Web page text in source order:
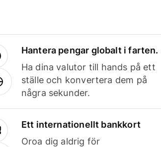
Hantera pengar globalt i farten.
Ha dina valutor till hands på ett
ställe och konvertera dem på
några sekunder.
Ett internationellt bankkort
Oroa dig aldrig för